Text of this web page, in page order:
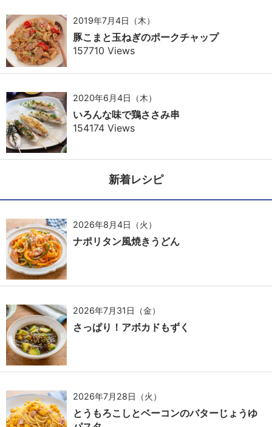
2019年7月4日（木）
豚こまと玉ねぎのポークチャップ
157710 Views
2020年6月4日（木）
いろんな味で鶏ささみ串
154174 Views
新着レシピ
2026年8月4日（火）
ナポリタン風焼きうどん
2026年7月31日（金）
さっぱり！アボカドもずく
2026年7月28日（火）
とうもろこしとベーコンのバターじょうゆ